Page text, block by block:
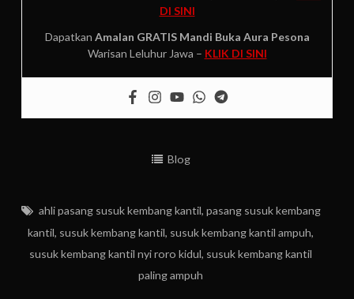
DI SINI
Dapatkan Amalan GRATIS Mandi Buka Aura Pesona
Warisan Leluhur Jawa – KLIK DI SINI
Blog
ahli pasang susuk kembang kantil, pasang susuk kembang
kantil, susuk kembang kantil, susuk kembang kantil ampuh,
susuk kembang kantil nyi roro kidul, susuk kembang kantil
paling ampuh